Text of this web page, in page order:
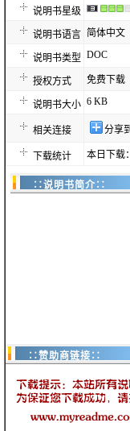
说明书星级
说明书语言 简体中文
说明书类型 DOC
授权方式 免费下载
说明书大小 6 KB
相关连接 分享
下载统计 本日下载
∷说明书简介∷
∷赞助商链接∷